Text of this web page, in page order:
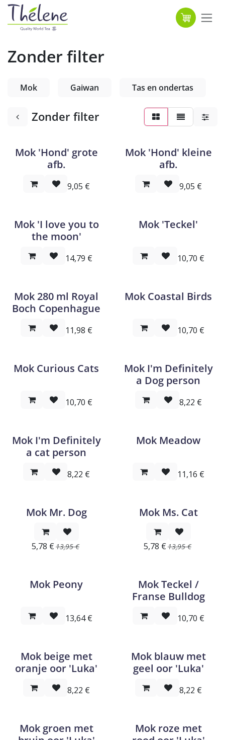
Overslaan naar inhoud
Zonder filter
Mok Gaiwan Tas en ondertas
Zonder filter
Mok 'Hond' grote
afb.
9,05 €
Mok 'Hond' kleine
afb.
9,05 €
Mok 'I love you to
the moon'
14,79 €
Mok 'Teckel'
10,70 €
Mok 280 ml Royal
Boch Copenhague
11,98 €
Mok Coastal Birds
10,70 €
Mok Curious Cats
10,70 €
Mok I'm Definitely
a Dog person
8,22 €
Mok I'm Definitely
a cat person
8,22 €
Mok Meadow
11,16 €
Mok Mr. Dog
5,78 € 13,95€
Mok Ms. Cat
5,78 € 13,95€
Mok Peony
13,64€
Mok Teckel /
Franse Bulldog
10,70 €
Mok beige met
oranje oor 'Luka'
8,22 €
Mok blauw met
geel oor 'Luka'
8,22 €
Mok groen met
Mok roze met